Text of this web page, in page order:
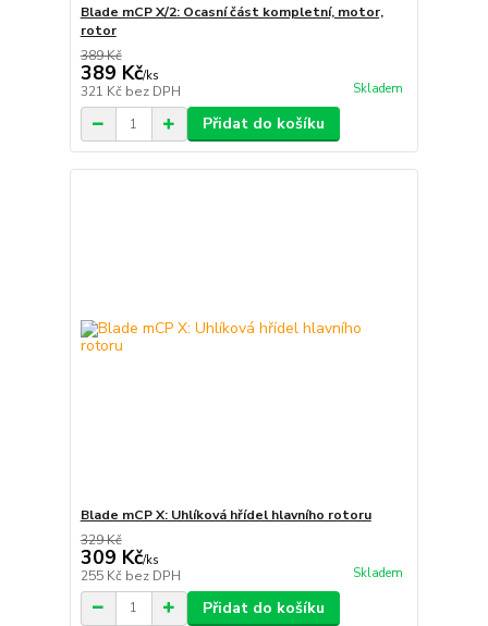
Blade mCP X/2: Ocasní část kompletní, motor,
rotor
389 Kč
389 Kč/ks
321 Kč bez DPH Skladem
Přidat do košíku
Blade mCP X: Uhlíková hřídel hlavního rotoru
329 Kč
309 Kč/ks
255 Kč bez DPH Skladem
Přidat do košíku